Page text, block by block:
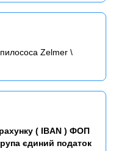
Zelmer \
( IBAN ) ФОП
єдиний податок